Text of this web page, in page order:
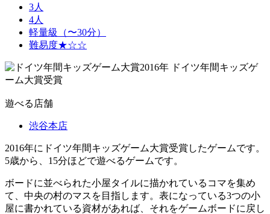
3人
4人
軽量級（〜30分）
難易度★☆☆
2016年 ドイツ年間キッズゲ
ーム大賞受賞
遊べる店舗
渋谷本店
2016年にドイツ年間キッズゲーム大賞受賞したゲームです。
5歳から、15分ほどで遊べるゲームです。
ボードに並べられた小屋タイルに描かれているコマを集め
て、中央の村のマスを目指します。表になっている3つの小
屋に書かれている資材があれば、それをゲームボードに戻し